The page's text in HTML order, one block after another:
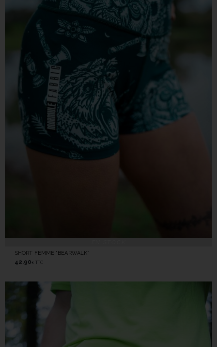
SHORT FEMME “BEARWALK”
42.90 € TTC